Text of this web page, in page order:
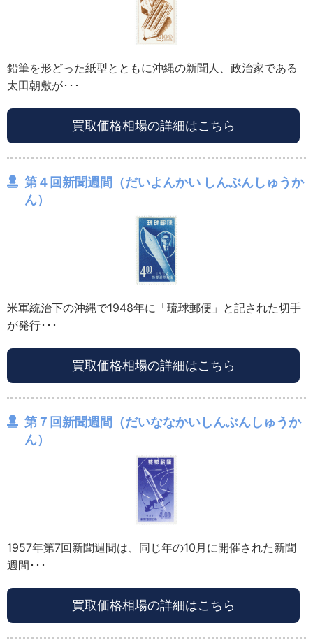
鉛筆を形どった紙型とともに沖縄の新聞人、政治家である
太田朝敷が･･･
買取価格相場の詳細はこちら
第４回新聞週間（だいよんかい しんぶんしゅうか
ん）
米軍統治下の沖縄で1948年に「琉球郵便」と記された切手
が発行･･･
買取価格相場の詳細はこちら
第７回新聞週間（だいななかいしんぶんしゅうか
ん）
1957年第7回新聞週間は、同じ年の10月に開催された新聞
週間･･･
買取価格相場の詳細はこちら